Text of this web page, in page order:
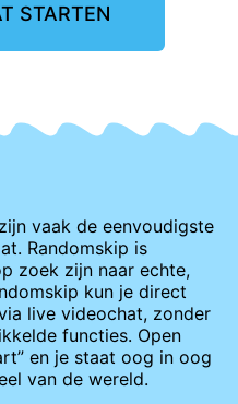
STARTEN
vaak de eenvoudigste
Randomskip is
zoek zijn naar echte,
kun je direct
live videochat, zonder
functies. Open
en je staat oog in oog
van de wereld.